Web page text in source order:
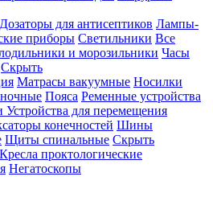
Дозаторы для антисептиков Лампы-
приборы Светильники Все
и морозильники Часы
Скрыть
Матрасы вакуумные Носилки
Пояса Ременные устройства
Устройства для перемещения
конечностей Шины
Щиты спинальные Скрыть
Кресла проктологические
Негатоскопы